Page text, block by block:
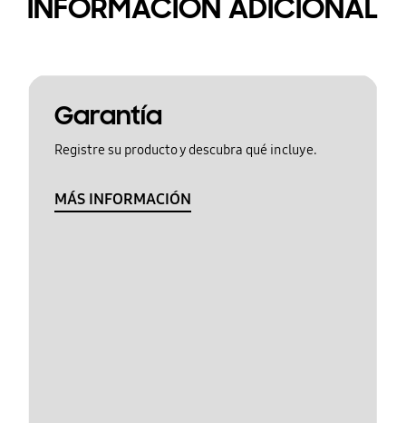
INFORMACIÓN ADICIONAL
Garantía
Registre su producto y descubra qué incluye.
MÁS INFORMACIÓN